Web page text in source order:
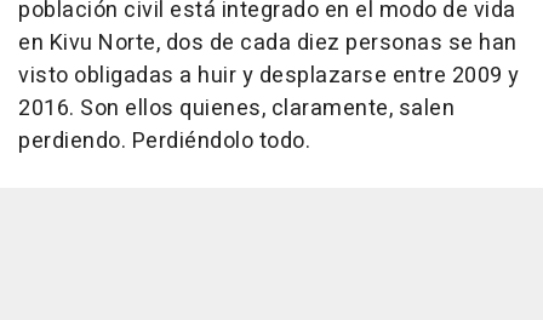
población civil está integrado en el modo de vida
en Kivu Norte, dos de cada diez personas se han
visto obligadas a huir y desplazarse entre 2009 y
2016. Son ellos quienes, claramente, salen
perdiendo. Perdiéndolo todo.